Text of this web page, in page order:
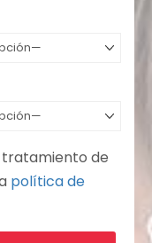
de
política de